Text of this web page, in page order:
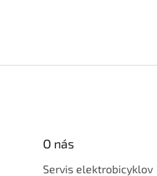
O nás
Servis elektrobicyklov